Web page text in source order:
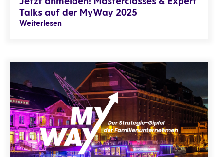
Talks auf der MyWay 2025
Weiterlesen
MyWay: Doing Business in a World in Disorder